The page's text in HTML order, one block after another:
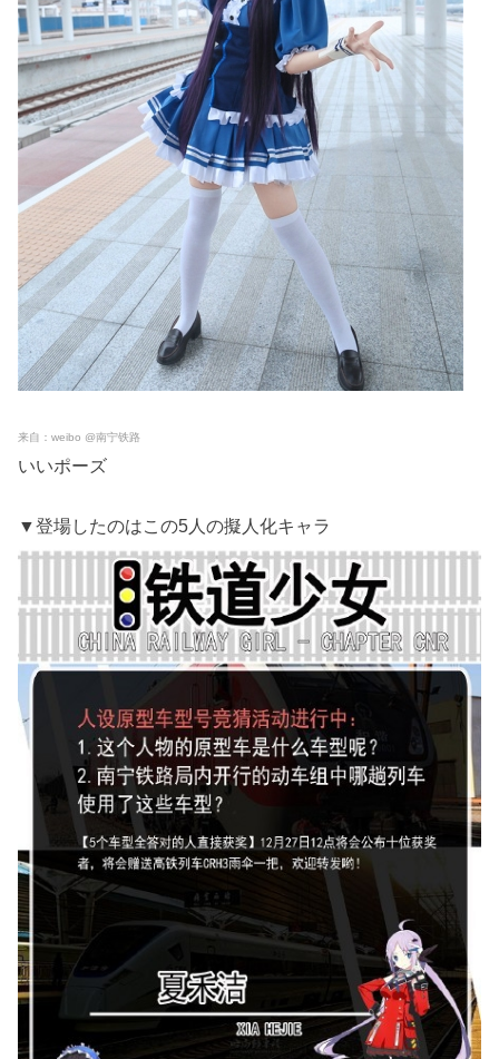
来自：weibo @南宁铁路
いいポーズ
▼登場したのはこの5人の擬人化キャラ